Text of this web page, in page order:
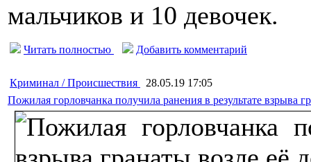
мальчиков и 10 девочек.
Читать полностью Добавить комментарий
Криминал / Происшествия
28.05.19 17:05
Пожилая горловчанка получила ранения в результате взрыва